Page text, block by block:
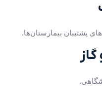
پشتیبان بیمارستان‌ها.